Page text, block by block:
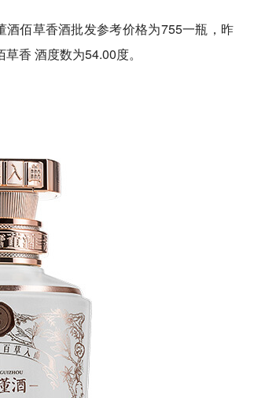
佰草香酒批发参考价格为755一瓶，昨
香 酒度数为54.00度。